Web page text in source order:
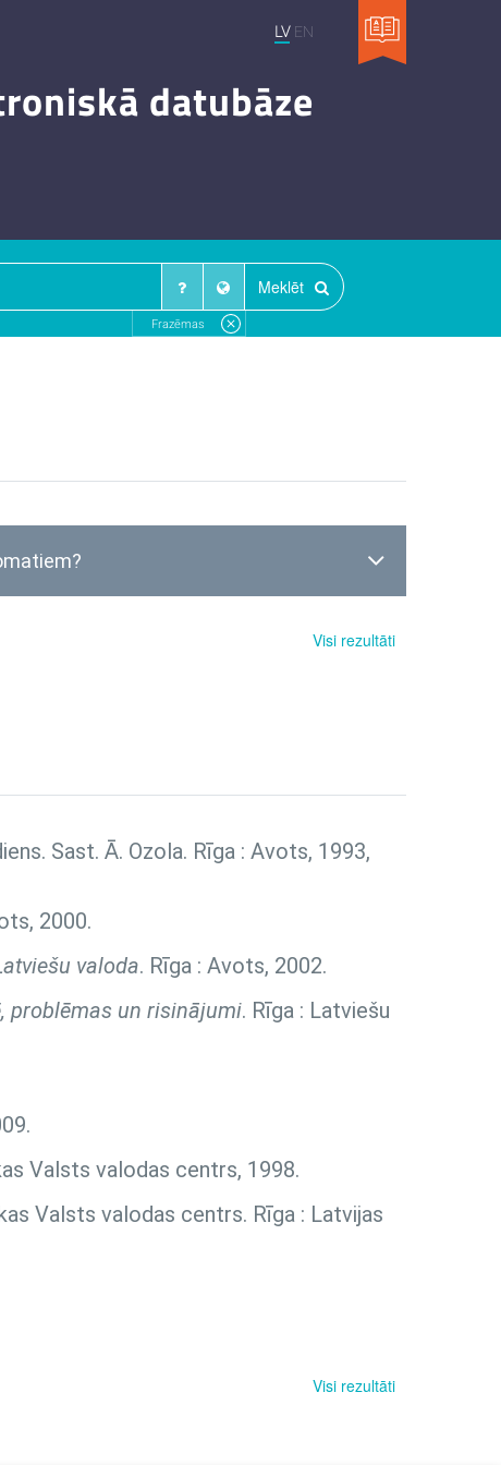
LV EN
datubāze
Meklēt
Frazēmas
Visi rezultāti
Sast. Ā. Ozola. Rīga : Avots, 1993,
2000.
valoda. Rīga : Avots, 2002.
problēmas un risinājumi. Rīga : Latviešu
Valsts valodas centrs, 1998.
Valsts valodas centrs. Rīga : Latvijas
Visi rezultāti